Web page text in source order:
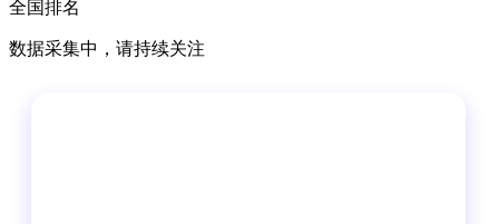
全国排名
数据采集中，请持续关注